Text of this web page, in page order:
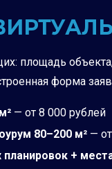
площадь
форма
— от 8 000 рублей
80–200 м² —
+